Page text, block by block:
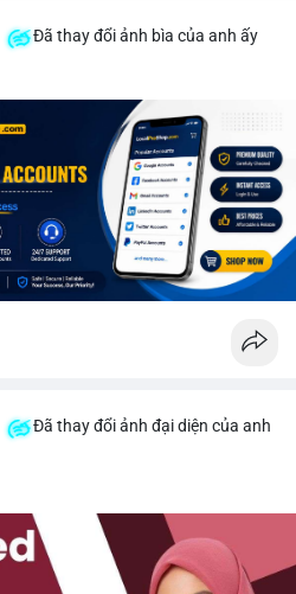
Đã thay đổi ảnh bìa của anh ấy
Đã thay đổi ảnh đại diện của anh